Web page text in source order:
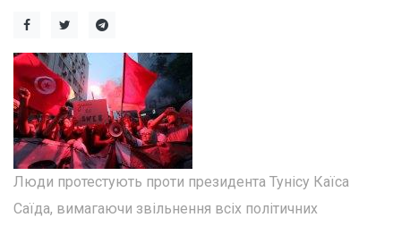
Люди протестують проти президента Тунісу Каїса
Саїда, вимагаючи звільнення всіх політичних